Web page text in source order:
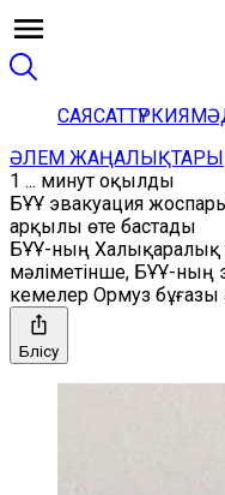
САЯСАТТҮРКИЯ
ӘЛЕМ ЖАҢАЛЫҚТАРЫ
1 ... минут оқылды
БҰҰ эвакуация
арқылы өте бастады
БҰҰ-ның Халықаралық
мәліметінше, БҰҰ-ның
кемелер Ормуз
Бөлісу